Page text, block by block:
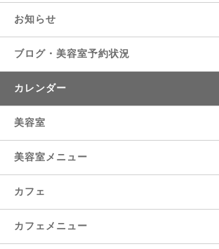
お知らせ
ブログ・美容室予約状況
カレンダー
美容室
美容室メニュー
カフェ
カフェメニュー